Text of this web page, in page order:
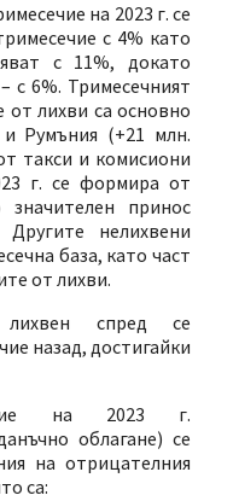
на 2023 г. се
с 4% като
с 11%, докато
с 6%. Тримесечният
от лихви са основно
Румъния (+21 млн.
такси и комисиони
г. се формира от
принос
нелихвени
база, като част
от лихви.
лихвен спред се
назад, достигайки
на 2023 г.
облагане) се
на отрицателния
са: